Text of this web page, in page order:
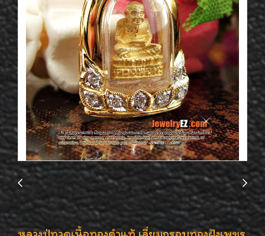
หลวงปู่ทวดเนื้อทองคำแท้ เลี่ยมกรอบทองฝังเพชร